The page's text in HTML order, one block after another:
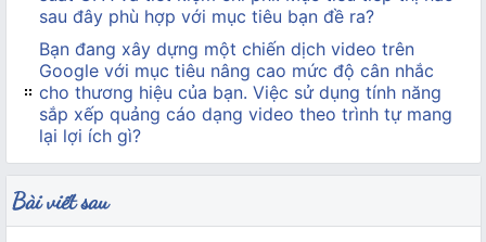
sau đây phù hợp với mục tiêu bạn đề ra?
Bạn đang xây dựng một chiến dịch video trên
Google với mục tiêu nâng cao mức độ cân nhắc
cho thương hiệu của bạn. Việc sử dụng tính năng
sắp xếp quảng cáo dạng video theo trình tự mang
lại lợi ích gì?
Bài viết sau